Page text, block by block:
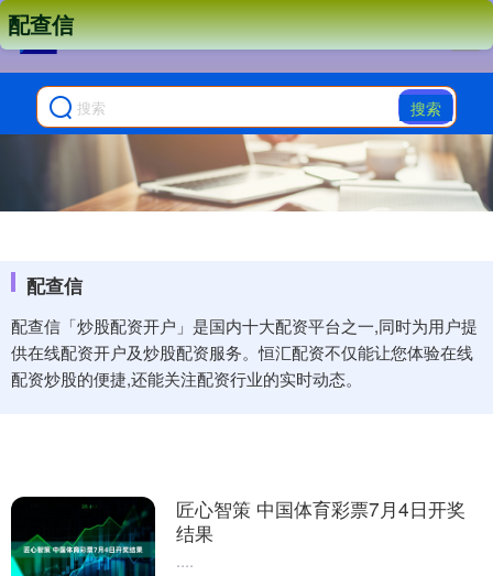
搜索
配查信
配查信「炒股配资开户」是国内十大配资平台之一,同时为用户提
供在线配资开户及炒股配资服务。恒汇配资不仅能让您体验在线
配资炒股的便捷,还能关注配资行业的实时动态。
配查信
匠心智策 中国体育彩票7月4日开奖
结果
....